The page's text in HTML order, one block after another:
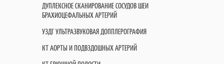
ДУПЛЕКСНОЕ СКАНИРОВАНИЕ СОСУДОВ ШЕИ
БРАХИОЦЕФАЛЬНЫХ АРТЕРИЙ
УЗДГ УЛЬТРАЗВУКОВАЯ ДОППЛЕРОГРАФИЯ
КТ АОРТЫ И ПОДВЗДОШНЫХ АРТЕРИЙ